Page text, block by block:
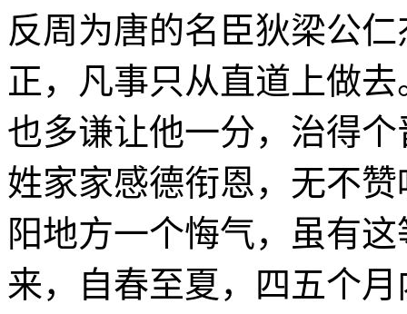
反周为唐的名臣狄梁公
正，凡事只从直道上做
也多谦让他一分，治得
姓家家感德衔恩，无不
阳地方一个悔气，虽有
来，自春至夏，四五个